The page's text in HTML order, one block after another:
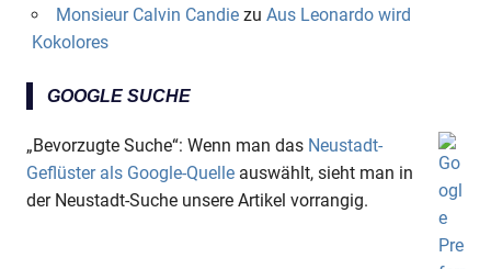
Monsieur Calvin Candiezu Aus Leonardo wird
Kokolores
GOOGLE SUCHE
„Bevorzugte Suche“: Wenn man das Neustadt-
Geflüster als Google-Quelle auswählt, sieht man in
der Neustadt-Suche unsere Artikel vorrangig.